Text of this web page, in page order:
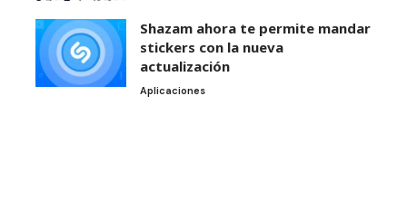
Shazam ahora te permite mandar
stickers con la nueva
actualización
Aplicaciones